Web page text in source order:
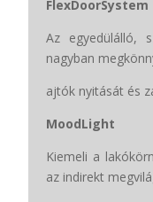
FlexDoorSystem
Az egyedülálló,
nagyban
ajtók nyitását és
MoodLight
Kiemeli a
az indirekt